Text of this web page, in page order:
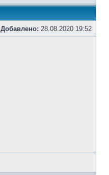
Добавлено: 28.08.2020 19:52